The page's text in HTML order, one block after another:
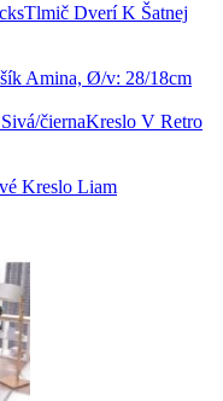
Tlmič Dverí K Šatnej
Amina, Ø/v: 28/18cm
Kreslo V Retro
Kreslo Liam